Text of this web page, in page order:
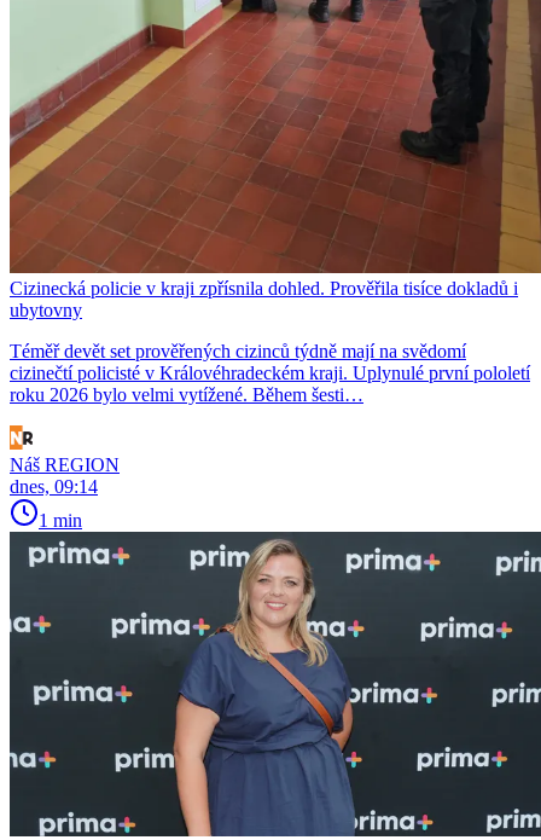
Cizinecká policie v kraji zpřísnila dohled. Prověřila tisíce dokladů i
ubytovny
Téměř devět set prověřených cizinců týdně mají na svědomí
cizinečtí policisté v Královéhradeckém kraji. Uplynulé první pololetí
roku 2026 bylo velmi vytížené. Během šesti…
Náš REGION
dnes, 09:14
1 min